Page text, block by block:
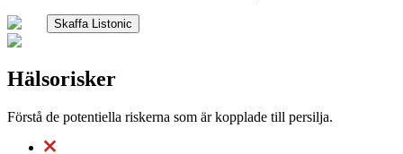
Skaffa Listonic
Hälsorisker
Förstå de potentiella riskerna som är kopplade till persilja.